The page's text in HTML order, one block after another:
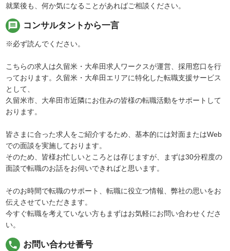
就業後も、何か気になることがあればご相談ください。
message コンサルタントから一言
※必ず読んでください。
こちらの求人は久留米・大牟田求人ワークスが運営、採用窓口を行
っております。久留米・大牟田エリアに特化した転職支援サービス
として、
久留米市、大牟田市近隣にお住みの皆様の転職活動をサポートして
おります。
皆さまに合った求人をご紹介するため、基本的には対面またはWeb
での面談を実施しております。
そのため、皆様お忙しいところとは存じますが、まずは30分程度の
面談で転職のお話をお伺いできればと思います。
そのお時間で転職のサポート、転職に役立つ情報、弊社の思いをお
伝えさせていただきます。
今すぐ転職を考えていない方もまずはお気軽にお問い合わせくださ
い。
local_phone お問い合わせ番号